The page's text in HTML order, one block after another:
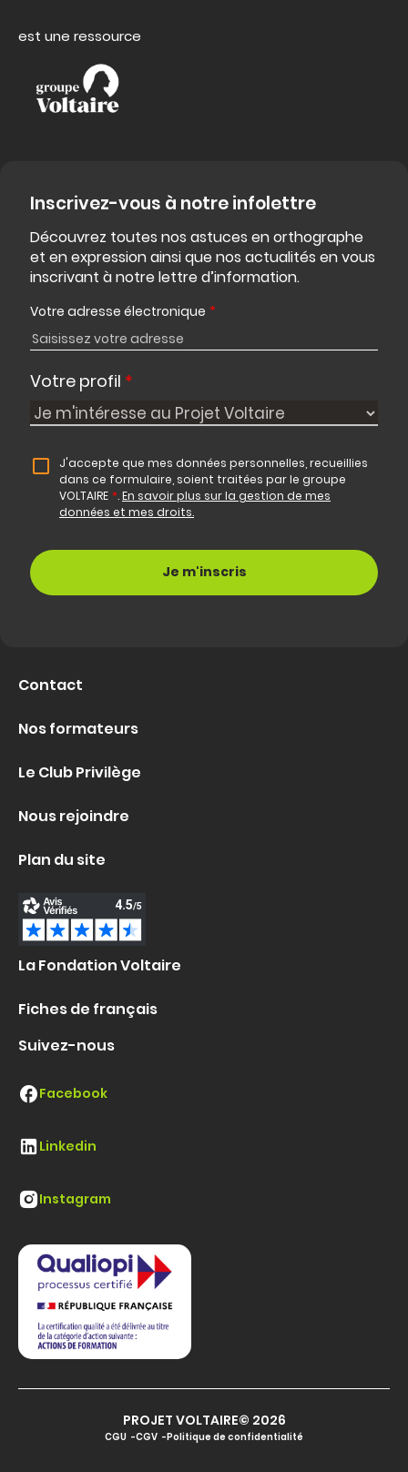
est une ressource
Inscrivez-vous à notre infolettre
Découvrez toutes nos astuces en orthographe
et en expression ainsi que nos actualités en vous
inscrivant à notre lettre d’information.
Votre adresse électronique *
Votre profil *
J'accepte que mes données personnelles, recueillies
dans ce formulaire, soient traitées par le groupe
VOLTAIRE *.En savoir plus sur la gestion de mes
données et mes droits.
Contact
Nos formateurs
Le Club Privilège
Nous rejoindre
Plan du site
La Fondation Voltaire
Fiches de français
Suivez-nous
Facebook
Linkedin
Instagram
PROJET VOLTAIRE© 2026
CGU CGV Politique de confidentialité